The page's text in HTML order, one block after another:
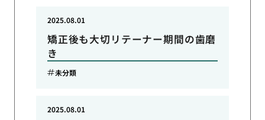
矯正後も大切リテーナー期間の歯磨
き
2025.08.01
未分類
2025.08.01